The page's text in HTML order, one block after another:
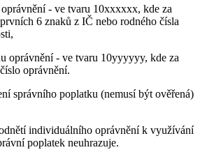
- ve tvaru 10xxxxxx, kde za
6 znaků z IČ nebo rodného čísla
oprávnění - ve tvaru 10yyyyyy, kde za
oprávnění.
správního poplatku (nemusí být ověřená)
individuálního oprávnění k využívání
poplatek neuhrazuje.